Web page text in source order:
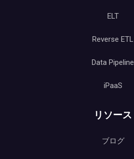
ELT
Reverse ETL
Data Pipeline
iPaaS
リソース
ブログ